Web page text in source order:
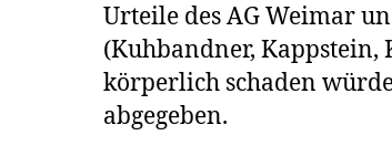
Urteile des AG Weimar
(Kuhbandner, Kappstein,
körperlich schaden
abgegeben.